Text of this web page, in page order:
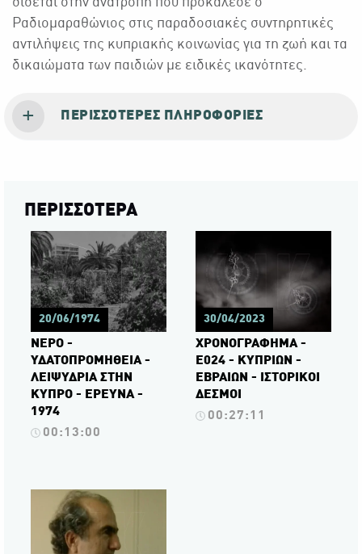
δίδεται στην ανατροπή που προκάλεσε ο
Ραδιομαραθώνιος στις παραδοσιακές συντηρητικές
αντιλήψεις της κυπριακής κοινωνίας για τη ζωή και τα
δικαιώματα των παιδιών με ειδικές ικανότητες.
ΠΕΡΙΣΣΌΤΕΡΕΣ ΠΛΗΡΟΦΟΡΊΕΣ
ΠΕΡΙΣΣΟΤΕΡΑ
20/06/1974
ΝΕΡΟ -
ΥΔΑΤΟΠΡΟΜΗΘΕΙΑ -
ΛΕΙΨΥΔΡΙΑ ΣΤΗΝ
ΚΥΠΡΟ - ΕΡΕΥΝΑ -
1974
00:13:00
30/04/2023
ΧΡΟΝΟΓΡΑΦΗΜΑ -
Ε024 - ΚΥΠΡΙΩΝ -
ΕΒΡΑΙΩΝ - ΙΣΤΟΡΙΚΟΙ
ΔΕΣΜΟΙ
00:27:11